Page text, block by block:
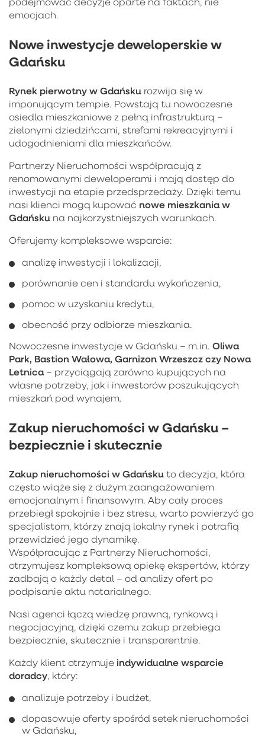
emocjach.
Nowe inwestycje deweloperskie w
Gdańsku
Rynek pierwotny w Gdańsku rozwija się w
imponującym tempie. Powstają tu nowoczesne
osiedla mieszkaniowe z pełną infrastrukturą –
zielonymi dziedzińcami, strefami rekreacyjnymi i
udogodnieniami dla mieszkańców.
Partnerzy Nieruchomości współpracują z
renomowanymi deweloperami i mają dostęp do
inwestycji na etapie przedsprzedaży. Dzięki temu
nasi klienci mogą kupować nowe mieszkania w
Gdańsku na najkorzystniejszych warunkach.
Oferujemy kompleksowe wsparcie:
analizę inwestycji i lokalizacji,
porównanie cen i standardu wykończenia,
pomoc w uzyskaniu kredytu,
obecność przy odbiorze mieszkania.
Nowoczesne inwestycje w Gdańsku – m.in. Oliwa
Park, Bastion Wałowa, Garnizon Wrzeszcz czy Nowa
Letnica – przyciągają zarówno kupujących na
własne potrzeby, jak i inwestorów poszukujących
mieszkań pod wynajem.
Zakup nieruchomości w Gdańsku –
bezpiecznie i skutecznie
Zakup nieruchomości w Gdańsku to decyzja, która
często wiąże się z dużym zaangażowaniem
emocjonalnym i finansowym. Aby cały proces
przebiegł spokojnie i bez stresu, warto powierzyć go
specjalistom, którzy znają lokalny rynek i potrafią
przewidzieć jego dynamikę.
Współpracując z Partnerzy Nieruchomości,
otrzymujesz kompleksową opiekę ekspertów, którzy
zadbają o każdy detal – od analizy ofert po
podpisanie aktu notarialnego.
Nasi agenci łączą wiedzę prawną, rynkową i
negocjacyjną, dzięki czemu zakup przebiega
bezpiecznie, skutecznie i transparentnie.
Każdy klient otrzymuje indywidualne wsparcie
doradcy, który:
analizuje potrzeby i budżet,
dopasowuje oferty spośród setek nieruchomości
w Gdańsku,